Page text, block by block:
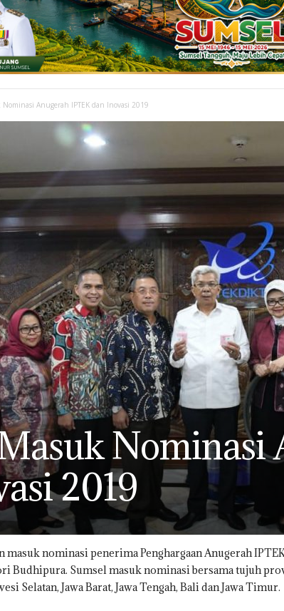
Nominasi Anugerah IPTEK dan Inovasi 2019
Nominasi
2019
masuk nominasi penerima Penghargaan Anugerah
Budhipura. Sumsel masuk nominasi bersama tujuh
Selatan, Jawa Barat, Jawa Tengah, Bali dan Jawa Timur.